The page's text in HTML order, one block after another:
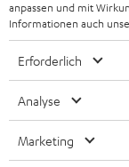
LAUTSPRECHER
ULTIMA-SERIE
IN-EAR-KOPFHÖRER
FANSHOP
DEINE VORTEILE
UNSER
NACHHALTIGKEIT
FRANKREICH
POLEN
SPANIEN
ITALIEN
anpassen und mit
Informationen auch
Erforderlich
Analyse
Marketing